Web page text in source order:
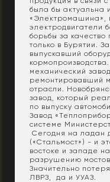
была бы актуальна
«Электромашина»,
электродвигатели
борьбы за
только в Бурятии.
выпускавший
механический
ремонтировавший
отрасли.
завод, который
по выпуску
Завод
системе
Сегодня на ладан
(«Стальмост») - и
востоке и западе
разрушению
Значительно
ЛВРЗ, да и УУАЗ.